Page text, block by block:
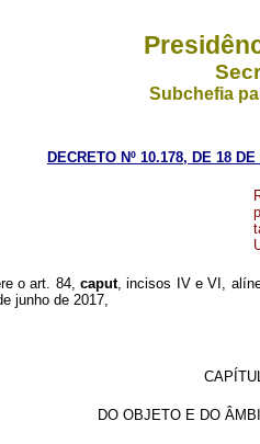
Subchefia
DECRETO Nº 10.178, DE 18
o art. 84, caput, incisos IV e VI,
junho de 2017,
DO OBJETO E DO